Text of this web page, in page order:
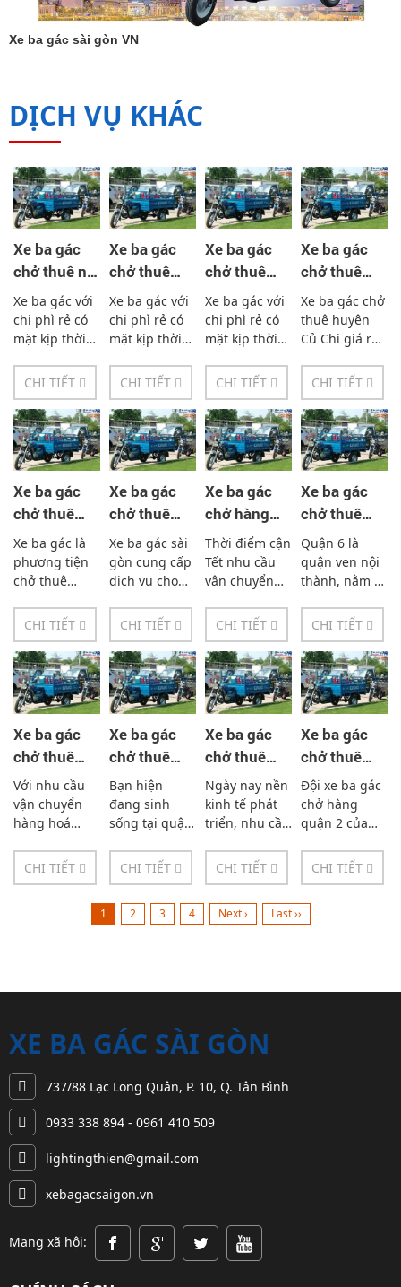
Xe ba gác sài gòn VN
DỊCH VỤ KHÁC
Xe ba gác
chở thuê nội
thành hồ chí
minh
Xe ba gác với
chi phì rẻ có
mặt kịp thời
nơi. Xe ba gác
với chi phì rẻ
có mặt kịp
thời mỗi lúc
mỗi nơi....
CHI TIẾT
Xe ba gác
chở thuê
quận Phú
Nhuận giá
rẻ -
0933338894
Xe ba gác với
chi phì rẻ có
mặt kịp thời
nơi. Xe ba gác
với chi phì rẻ
có mặt kịp
thời mỗi lúc
mỗi nơi....
CHI TIẾT
Xe ba gác
chở thuê
huyện nhà
bè giá rẻ -
0933338894
Xe ba gác với
chi phì rẻ có
mặt kịp thời
nơi. Xe ba gác
với chi phì rẻ
có mặt kịp
thời mỗi lúc
mỗi nơi....
CHI TIẾT
Xe ba gác
chở thuê
huyện củ
chi giá rẻ -
0933338894
Xe ba gác chở
thuê huyện
Củ Chi giá rẻ
châm phục vụ
xe ba gác chở
thuê toàn khu
vực nội thành
HCM và ngoài
thành....
CHI TIẾT
Xe ba gác
chở thuê
huyện hóc
môn giá rẻ -
0933338894
Xe ba gác là
phương tiện
chở thuê
nghiệp phục
vụ tại đây với
giá cả phải
chăng phù
hợp cho
khách hàng
Nếu các...
CHI TIẾT
Xe ba gác
chở thuê
quận 1 giá
rẻ - Xe ba
bánh chở
thuê
0933338894
Xe ba gác sài
gòn cung cấp
dịch vụ cho
gác chở hàng
tại khắp các
quận trong Tp
HCM và các
tỉnh lân cận .
Với hệ...
CHI TIẾT
Xe ba gác
chở hàng
cận tết giá
rẻ -
0933338894
Thời điểm cận
Tết nhu cầu
vận chuyển
các cá nhân
và doanh
nghiệp cũng
tăng cao. Các
đơn vị vận tải
cũng...
CHI TIẾT
Xe ba gác
chở thuê
quận 6 giá
rẻ -
0933338894
Quận 6 là
quận ven nội
thành, nằm ở
Thành phố Hồ
Chí Minh.
Phía Bắc ngăn
cách với quận
Tân Phú và
quận...
CHI TIẾT
Xe ba gác
chở thuê
quận 3 giá
rẻ -
0933338894
Với nhu cầu
vận chuyển
hàng hoá
đà phát triển
kinh tế của
CHI TIẾT
Xe ba gác
chở thuê
quận Gò
Vấp giá rẻ -
0933338894
Bạn hiện
đang sinh
sống tại quận
nhưng nơi
làm việc của
xa. Và bạn
CHI TIẾT
Xe ba gác
chở thuê
quận 7 giá
rẻ -
0933338894
Ngày nay nền
kinh tế phát
triển, nhu cầu
chuyển của
con người
theo kéo theo
CHI TIẾT
Xe ba gác
chở thuê
quận 2 giá
rẻ -
0933338894
Đội xe ba gác
chở hàng
quận 2 của
dịch vụ đầu
tiên và uy tín
CHI TIẾT
1 2 3 4 Next › Last ››
XE BA GÁC SÀI GÒN
737/88 Lạc Long Quân, P. 10, Q. Tân Bình
0933 338 894 - 0961 410 509
lightingthien@gmail.com
xebagacsaigon.vn
Mạng xã hội: